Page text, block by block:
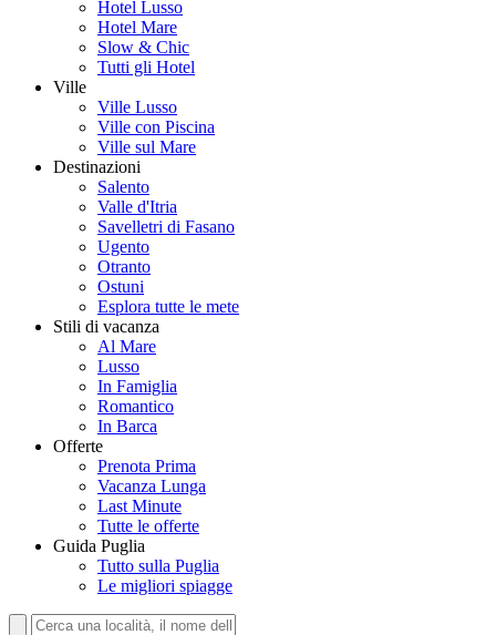
Hotel Lusso
Hotel Mare
Slow & Chic
Tutti gli Hotel
Ville
Ville Lusso
Ville con Piscina
Ville sul Mare
Destinazioni
Salento
Valle d'Itria
Savelletri di Fasano
Ugento
Otranto
Ostuni
Esplora tutte le mete
Stili di vacanza
Al Mare
Lusso
In Famiglia
Romantico
In Barca
Offerte
Prenota Prima
Vacanza Lunga
Last Minute
Tutte le offerte
Guida Puglia
Tutto sulla Puglia
Le migliori spiagge